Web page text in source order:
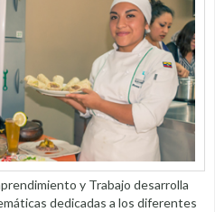
y Trabajo desarrolla
dedicadas a los diferentes